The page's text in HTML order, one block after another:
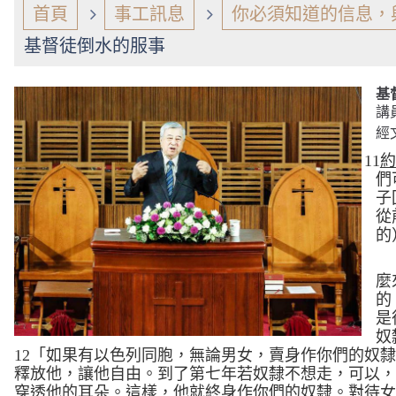
首頁 事工訊息
你必須知道的信息
基督徒倒水的服事
基
講
經
11
們
子
從
麼
是
奴
12 「如果有以色列同胞，無論男女，賣身作你們的奴
釋放他，讓他自由。 到了第七年若奴隸不想走，可以，